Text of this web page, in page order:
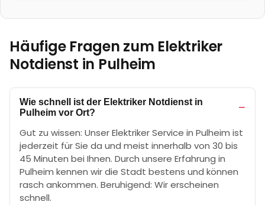
Häufige Fragen zum Elektriker
Notdienst in Pulheim
Wie schnell ist der Elektriker Notdienst in
Pulheim vor Ort?
−
Gut zu wissen: Unser Elektriker Service in Pulheim ist
jederzeit für Sie da und meist innerhalb von 30 bis
45 Minuten bei Ihnen. Durch unsere Erfahrung in
Pulheim kennen wir die Stadt bestens und können
rasch ankommen. Beruhigend: Wir erscheinen
schnell.